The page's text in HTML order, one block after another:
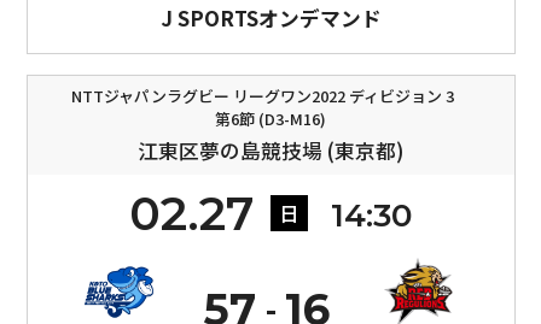
J SPORTSオンデマンド
NTTジャパンラグビー リーグワン2022 ディビジョン 3
第6節 (D3-M16)
江東区夢の島競技場 (東京都)
02.27 日 14:30
57 16